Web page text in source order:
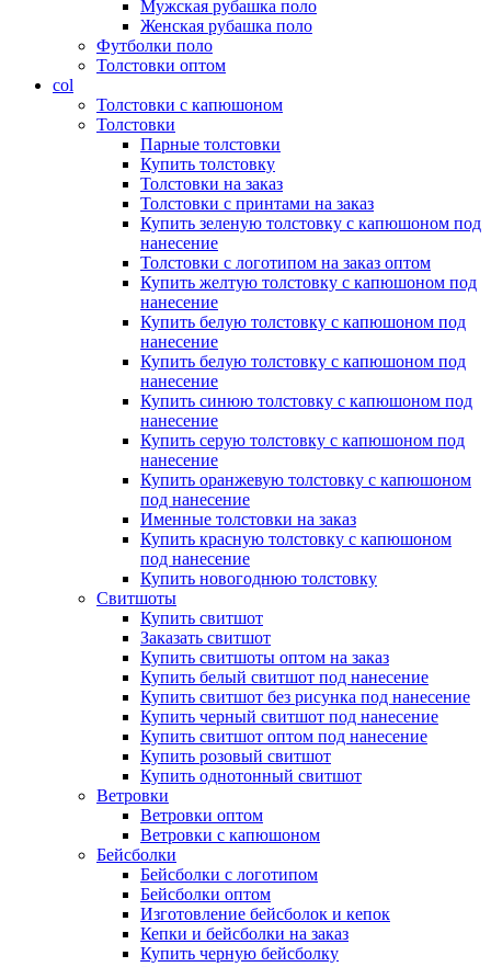
Мужская рубашка поло
Женская рубашка поло
Футболки поло
Толстовки оптом
col
Толстовки с капюшоном
Толстовки
Парные толстовки
Купить толстовку
Толстовки на заказ
Толстовки с принтами на заказ
Купить зеленую толстовку с капюшоном под
нанесение
Толстовки с логотипом на заказ оптом
Купить желтую толстовку с капюшоном под
нанесение
Купить белую толстовку с капюшоном под
нанесение
Купить белую толстовку с капюшоном под
нанесение
Купить синюю толстовку с капюшоном под
нанесение
Купить серую толстовку с капюшоном под
нанесение
Купить оранжевую толстовку с капюшоном
под нанесение
Именные толстовки на заказ
Купить красную толстовку с капюшоном
под нанесение
Купить новогоднюю толстовку
Свитшоты
Купить свитшот
Заказать свитшот
Купить свитшоты оптом на заказ
Купить белый свитшот под нанесение
Купить свитшот без рисунка под нанесение
Купить черный свитшот под нанесение
Купить свитшот оптом под нанесение
Купить розовый свитшот
Купить однотонный свитшот
Ветровки
Ветровки оптом
Ветровки с капюшоном
Бейсболки
Бейсболки с логотипом
Бейсболки оптом
Изготовление бейсболок и кепок
Кепки и бейсболки на заказ
Купить черную бейсболку